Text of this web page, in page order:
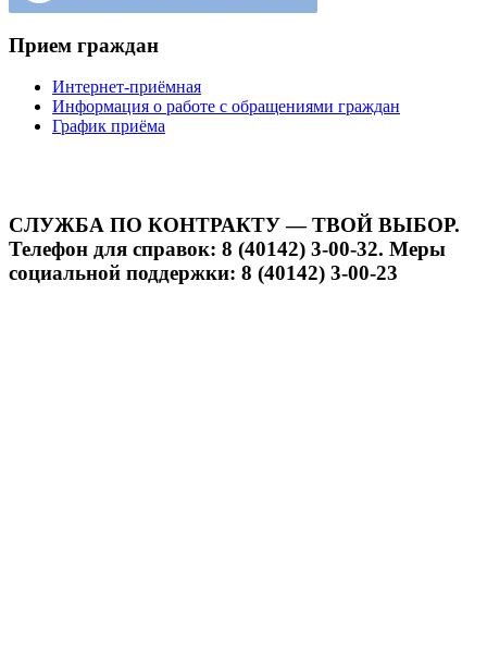
Прием граждан
Интернет-приёмная
Информация о работе с обращениями граждан
График приёма
СЛУЖБА ПО КОНТРАКТУ — ТВОЙ ВЫБОР.
Телефон для справок: 8 (40142) 3-00-32. Меры
социальной поддержки: 8 (40142) 3-00-23